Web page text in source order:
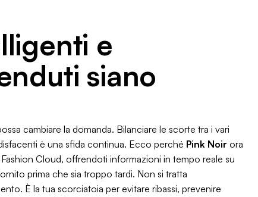
e
siano
cambiare la domanda. Bilanciare le scorte tra i vari
è una sfida continua. Ecco perché Pink Noir ora
Cloud, offrendoti informazioni in tempo reale su
prima che sia troppo tardi. Non si tratta
È la tua scorciatoia per evitare ribassi, prevenire